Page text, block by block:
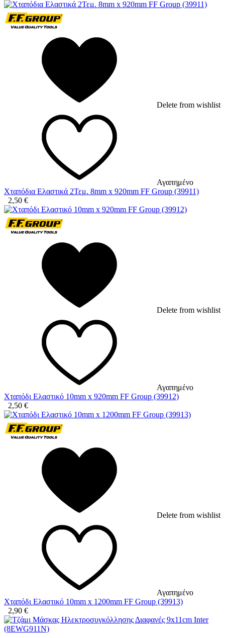
Delete from wishlist
Αγαπημένο
Χταπόδια Ελαστικά 2Τεμ. 8mm x 920mm FF Group (39911)
2,50 €
Delete from wishlist
Αγαπημένο
Χταπόδι Ελαστικό 10mm x 920mm FF Group (39912)
2,50 €
Delete from wishlist
Αγαπημένο
Χταπόδι Ελαστικό 10mm x 1200mm FF Group (39913)
2,90 €